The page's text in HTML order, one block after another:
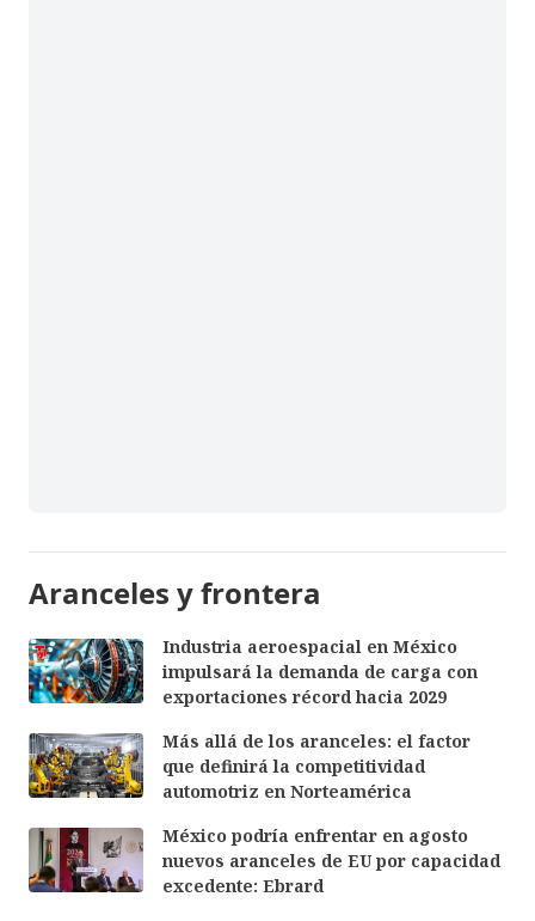
Aranceles y frontera
Industria aeroespacial en México
impulsará la demanda de carga con
exportaciones récord hacia 2029
Más allá de los aranceles: el factor
que definirá la competitividad
automotriz en Norteamérica
México podría enfrentar en agosto
nuevos aranceles de EU por capacidad
excedente: Ebrard